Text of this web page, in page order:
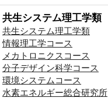
共生システム理工学類
共生システム理工学類
情報理工学コース
メカトロニクスコース
分子デザイン科学コース
環境システムコース
⽔素エネルギー総合研究所